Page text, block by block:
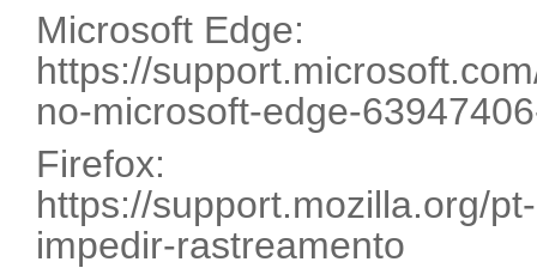
Microsoft Edge:
https://
no-microsoft-edge-
Firefox:
https://support.mozilla.org/
impedir-rastreamento